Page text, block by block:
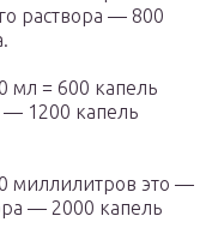
раствора — 800
мл = 600 капель
— 1200 капель
миллилитров это —
— 2000 капель